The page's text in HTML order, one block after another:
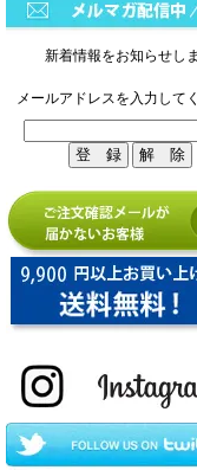
新着情報をお知らせし
メールアドレスを入力して